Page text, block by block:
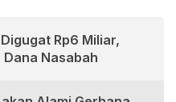
Rp6 Miliar,
Nasabah